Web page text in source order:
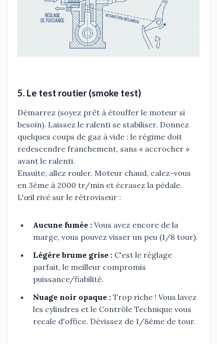
5. Le test routier (smoke test)
Démarrez (soyez prêt à étouffer le moteur si
besoin). Laissez le ralenti se stabiliser. Donnez
quelques coups de gaz à vide : le régime doit
redescendre franchement, sans « accrocher »
avant le ralenti.
Ensuite, allez rouler. Moteur chaud, calez-vous
en 3ème à 2000 tr/min et écrasez la pédale.
L'œil rivé sur le rétroviseur :
Aucune fumée : Vous avez encore de la
marge, vous pouvez visser un peu (1/8 tour).
Légère brume grise : C'est le réglage
parfait, le meilleur compromis
puissance/fiabilité.
Nuage noir opaque : Trop riche ! Vous lavez
les cylindres et le Contrôle Technique vous
recale d'office. Dévissez de 1/8ème de tour.